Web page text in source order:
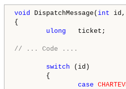
void DispatchMessage( int id,
{
ulong ticket;
// ... Code ....
switch (id)
{
case